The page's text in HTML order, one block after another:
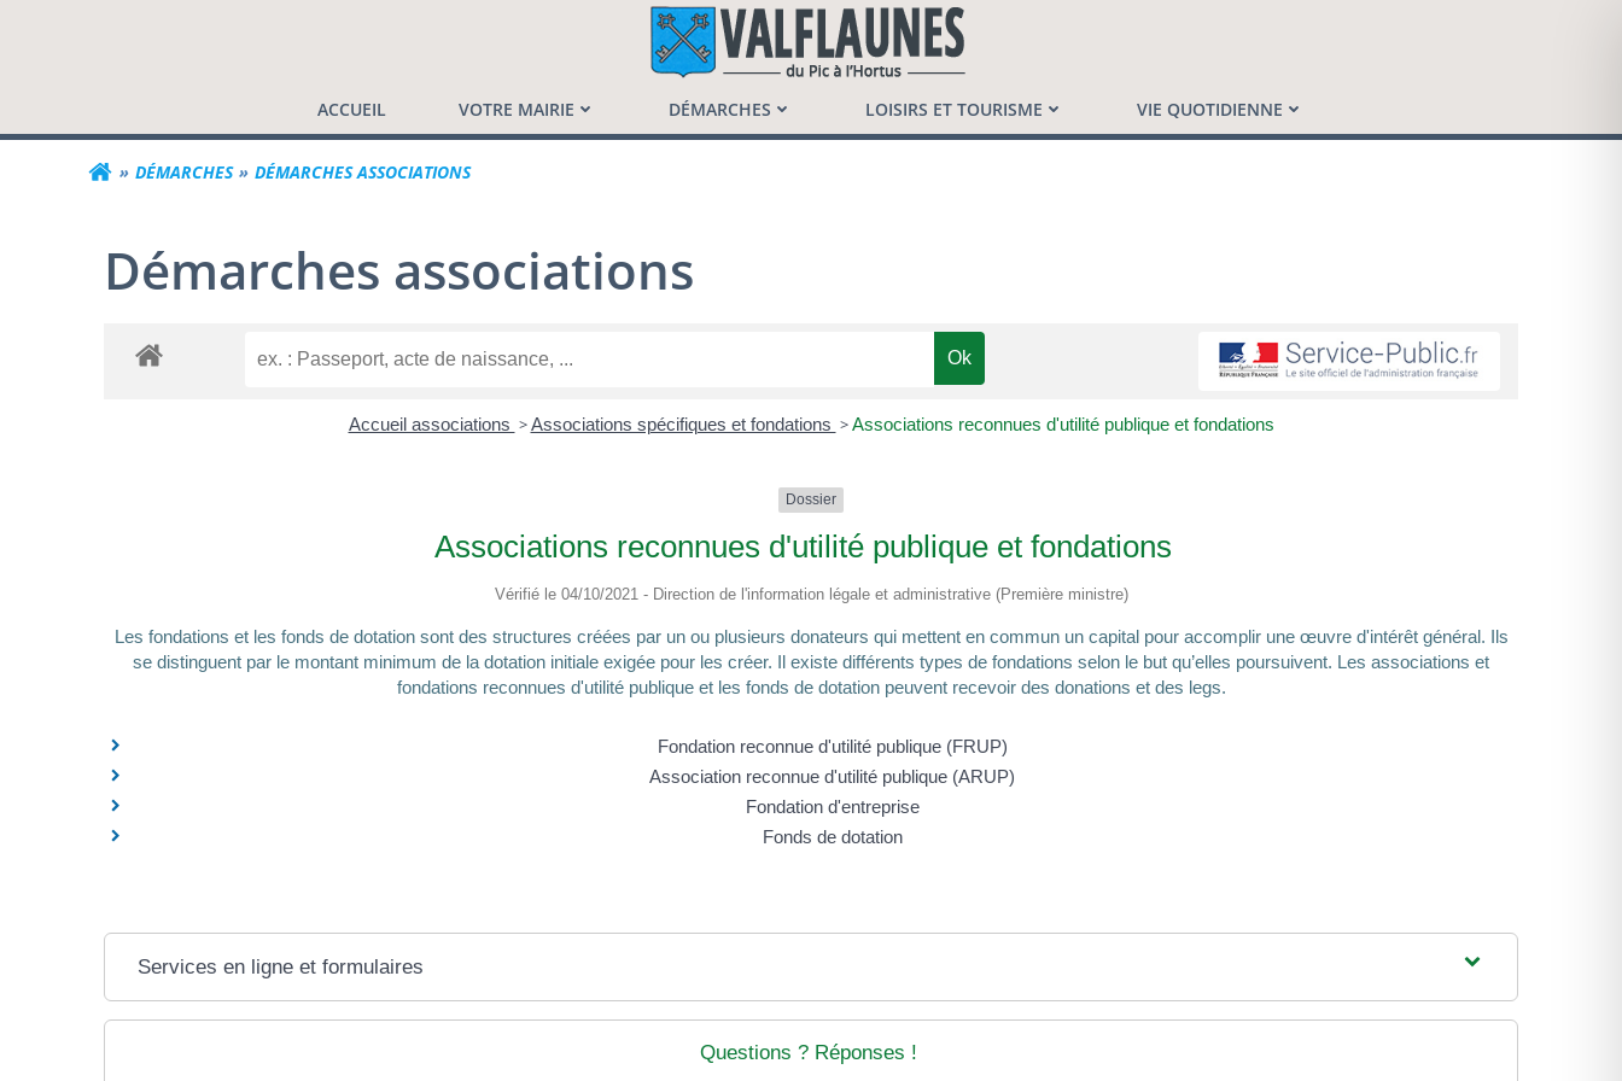
Commune de Valflaunès
ACCUEIL VOTRE MAIRIE DÉMARCHES LOISIRS ET TOURISME VIE QUOTIDIENNE
DÉMARCHES DÉMARCHES ASSOCIATIONS
Démarches associations
Accueil associations > Associations spécifiques et fondations > Associations reconnues d'utilité publique et fondations
Dossier
Associations reconnues d'utilité publique et fondations
Vérifié le 04/10/2021 - Direction de l'information légale et administrative (Première ministre)
Les fondations et les fonds de dotation sont des structures créées par un ou plusieurs donateurs qui mettent en commun un capital pour accomplir une œuvre d'intérêt général. Ils
se distinguent par le montant minimum de la dotation initiale exigée pour les créer. Il existe différents types de fondations selon le but qu’elles poursuivent. Les associations et
fondations reconnues d'utilité publique et les fonds de dotation peuvent recevoir des donations et des legs.
Fondation reconnue d'utilité publique (FRUP)
Association reconnue d'utilité publique (ARUP)
Fondation d'entreprise
Fonds de dotation
Services en ligne et formulaires
Questions ? Réponses !